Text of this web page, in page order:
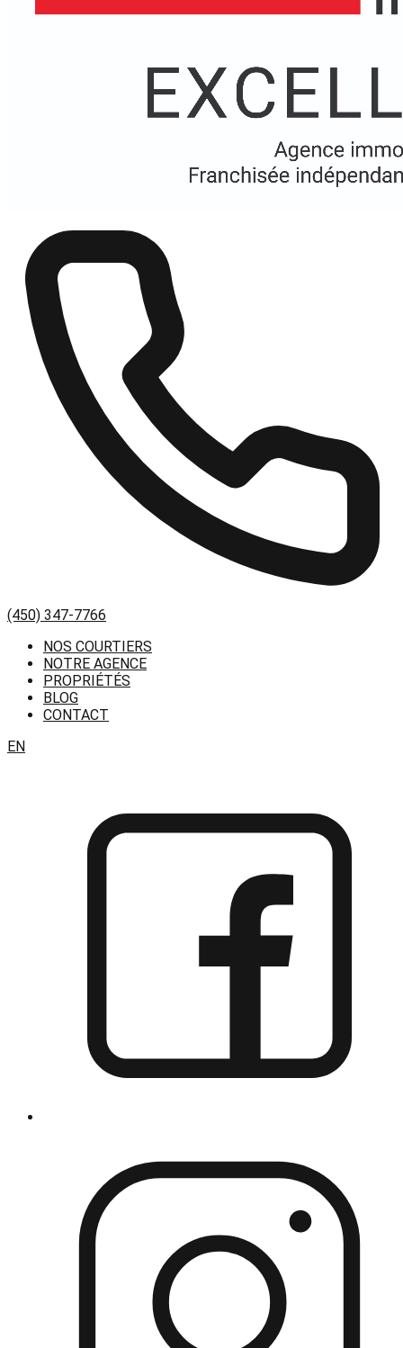
(450) 347-7766
NOS COURTIERS
NOTRE AGENCE
PROPRIÉTÉS
BLOG
CONTACT
EN